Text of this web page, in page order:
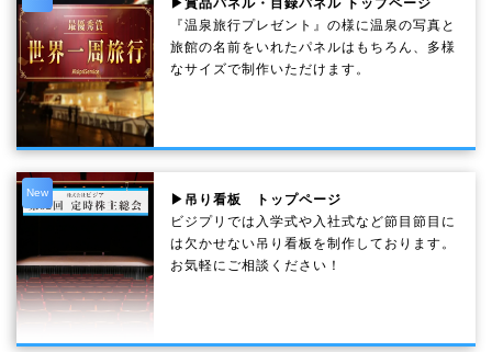
『温泉旅行プレゼント』の様に温泉の写真と
旅館の名前をいれたパネルはもちろん、多様
なサイズで制作いただけます。
New
▶吊り看板 トップページ
ビジプリでは入学式や入社式など節目節目に
は欠かせない吊り看板を制作しております。
お気軽にご相談ください！